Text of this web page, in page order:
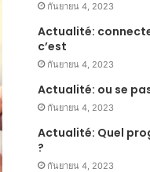
กันยายน 4, 2023
Actualité:
c’est
กันยายน 4, 2023
Actualité: ou se
กันยายน 4, 2023
Actualité: Quel
?
กันยายน 4, 2023